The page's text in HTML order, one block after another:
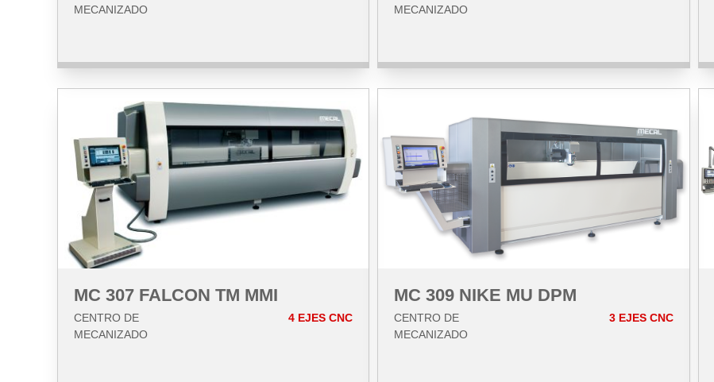
MECANIZADO
MECANIZADO
MC 307 FALCON TM MMI
CENTRO DE
MECANIZADO
4 EJES CNC
MC 309 NIKE MU DPM
CENTRO DE
MECANIZADO
3 EJES CNC